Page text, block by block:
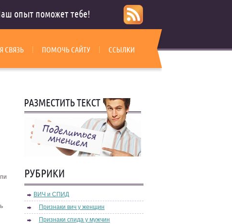
опыт поможет тебе!
СВЯЗЬ ПОМОЧЬ САЙТУ ССЫЛКИ
РУБРИКИ
ВИЧ и СПИД
Признаки вич у женщин
Признаки спида у мужчин